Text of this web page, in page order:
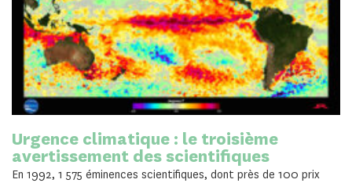
Urgence climatique : le troisième
avertissement des scientifiques
En 1992, 1 575 éminences scientifiques, dont près de 100 prix